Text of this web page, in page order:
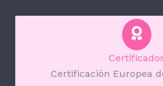
Certificación Europea